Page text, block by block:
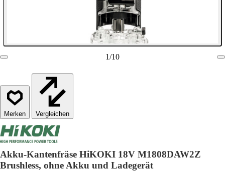
1/10
Vergleichen
Akku-Kantenfräse HiKOKI 18V M1808DAW2Z
Brushless, ohne Akku und Ladegerät